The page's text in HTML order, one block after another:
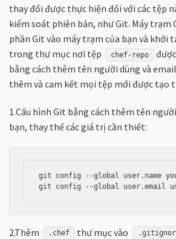
thay đổi được thực hiện đối với các tệp
kiểm soát phiên bản, như Git. Máy trạm
phần Git vào máy trạm của bạn và khởi
trong thư mục nơi tệp
chef-repo
bằng cách thêm tên người dùng và
thêm và cam kết mọi tệp mới được tạo
1.Cấu hình Git bằng cách thêm tên
bạn, thay thế các giá trị cần thiết:
git config --global user.name
git config --global user.email
2.Thêm .chef thư mục vào